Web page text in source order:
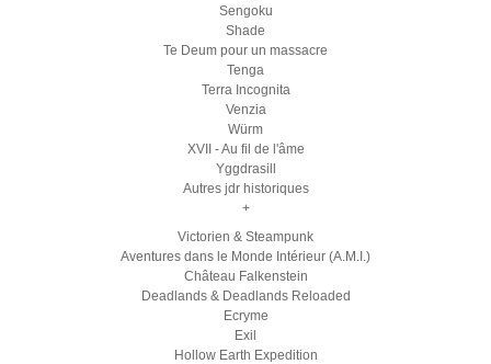
Sengoku
Shade
Te Deum pour un massacre
Tenga
Terra Incognita
Venzia
Würm
XVII - Au fil de l'âme
Yggdrasill
Autres jdr historiques
+
Victorien & Steampunk
Aventures dans le Monde Intérieur (A.M.I.)
Château Falkenstein
Deadlands & Deadlands Reloaded
Ecryme
Exil
Hollow Earth Expedition